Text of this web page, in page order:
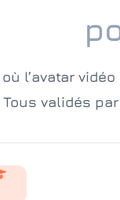
l’avatar
validés